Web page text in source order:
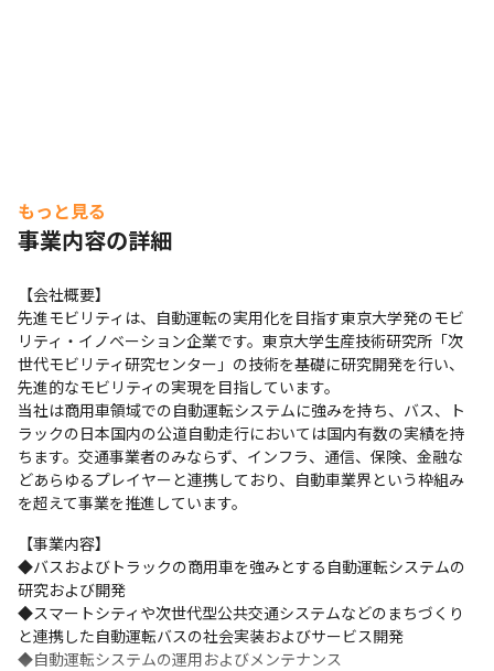
もっと見る
事業内容の詳細
【会社概要】
先進モビリティは、自動運転の実用化を目指す東京大学発のモビ
リティ・イノベーション企業です。東京大学生産技術研究所「次
世代モビリティ研究センター」の技術を基礎に研究開発を行い、
先進的なモビリティの実現を目指しています。
当社は商用車領域での自動運転システムに強みを持ち、バス、ト
ラックの日本国内の公道自動走行においては国内有数の実績を持
ちます。交通事業者のみならず、インフラ、通信、保険、金融な
どあらゆるプレイヤーと連携しており、自動車業界という枠組み
を超えて事業を推進しています。
【事業内容】
◆バスおよびトラックの商用車を強みとする自動運転システムの
研究および開発
◆スマートシティや次世代型公共交通システムなどのまちづくり
と連携した自動運転バスの社会実装およびサービス開発
◆自動運転システムの運用およびメンテナンス